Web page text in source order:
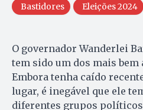
Bastidores Eleições 2024
O governador Wanderlei
tem sido um dos mais bem
Embora tenha caído
lugar, é inegável que ele
diferentes grupos